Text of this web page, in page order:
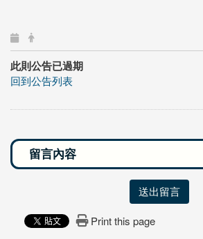
此則公告已過期
回到公告列表
送出留言
Print this page